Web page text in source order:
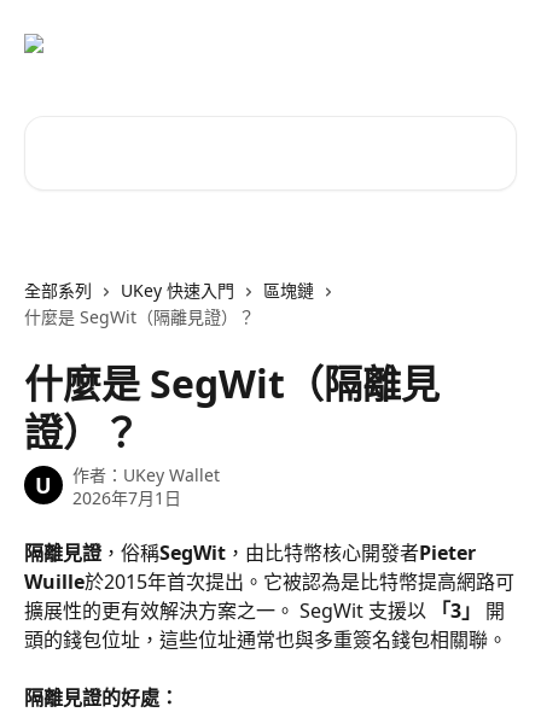
全部系列 UKey 快速入門
區塊鏈
什麼是 SegWit（隔離見證）？
什麼是 SegWit（隔離見
證）？
U 作者： UKey Wallet
2026年7月1日
隔離見證 ，俗稱SegWit ，由比特幣核心開發者Pieter
Wuille於2015年首次提出。它被認為是比特幣提高網路可
擴展性的更有效解決方案之一。 SegWit 支援以
「3」
開
頭的錢包位址，這些位址通常也與多重簽名錢包相關聯。
隔離見證的好處：